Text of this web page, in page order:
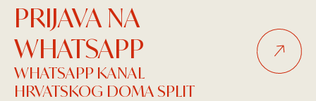
PRIJAVA NA
WHATSAPP
WHATSAPP KANAL
HRVATSKOG DOMA SPLIT